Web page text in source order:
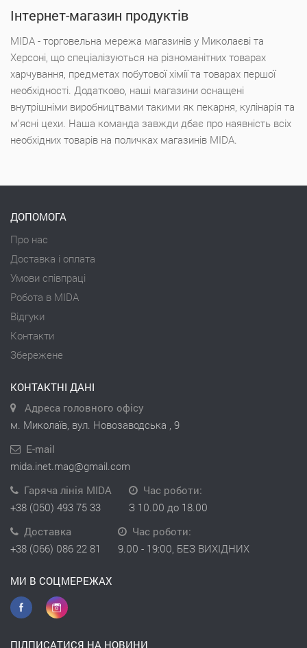
Інтернет-магазин продуктів
MIDA - торговельна мережа магазинів у Миколаєві та
Херсоні, що спеціалізуються на різноманітних товарах
харчування, предметах побутової хімії та товарах першої
необхідності. Додатково, наші магазини оснащені
внутрішніми виробництвами такими як пекарня, кулінарія та
м'ясні цехи. Наша команда завжди дбає про наявність всіх
необхідних товарів на поличках магазинів MIDA.
ДОПОМОГА
Про нас
Доставка і оплата
Умови співпраці
Робота в MIDA
Відгуки
Контакти
Збережене
КОНТАКТНІ ДАНІ
Адреса головного офісу
м. Миколаїв, вул. Новозаводська , 9
E-mail
mida.inet.mag@gmail.com
Гаряча лінія MIDA
+38 (050) 493 75 33
Час роботи:
З 10.00 до 18.00
Доставка
+38 (066) 086 22 81
Час роботи:
9.00 - 19:00, БЕЗ ВИХІДНИХ
МИ В СОЦМЕРЕЖАХ
ПІДПИСАТИСЯ НА НОВИНИ